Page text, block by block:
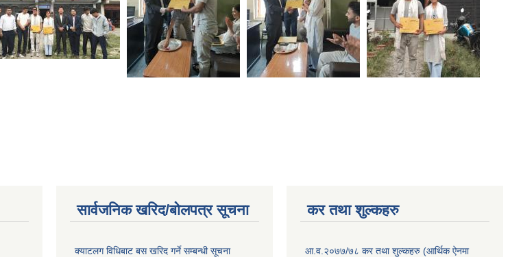
सार्वजनिक खरिद/बोलपत्र सूचना
क्याटलग विधिबाट बस खरिद गर्ने सम्बन्धी सूचना
कर तथा शुल्कहरु
आ.व.२०७७/७८ कर तथा शुल्कहरु (आर्थिक ऐनमा